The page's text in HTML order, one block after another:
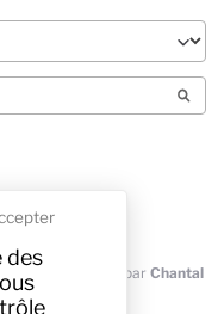
des
du 01/05/2025 par Chantal